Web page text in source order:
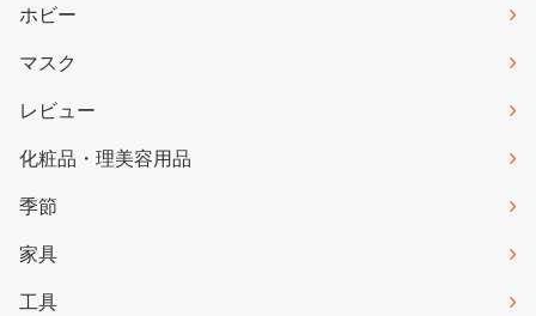
ホビー
マスク
レビュー
化粧品・理美容用品
季節
家具
工具